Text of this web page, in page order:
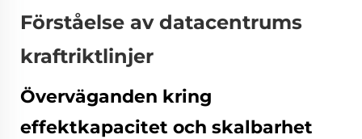
Förståelse av datacentrums
kraftriktlinjer
Överväganden kring
effektkapacitet och skalbarhet